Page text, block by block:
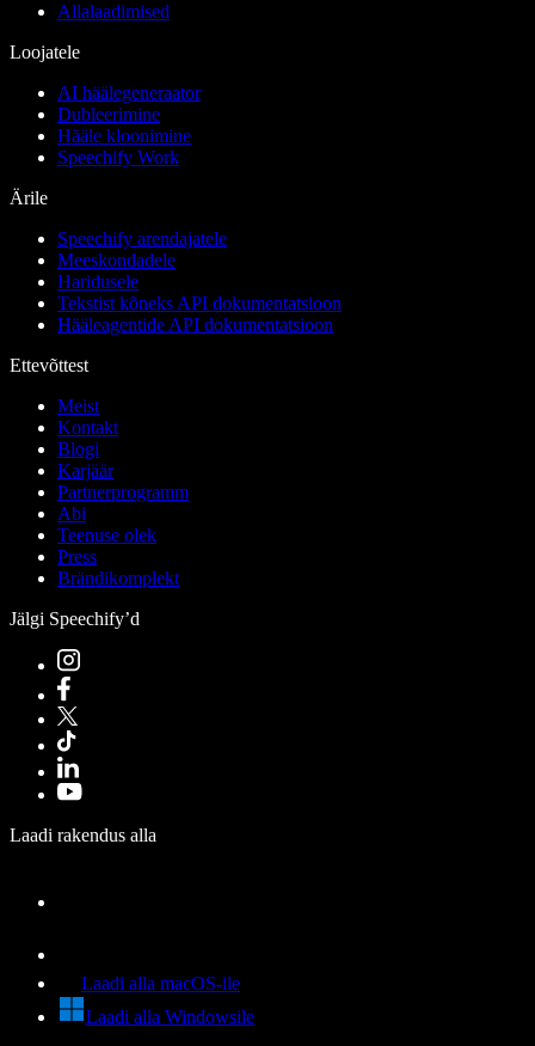
Allalaadimised
Loojatele
AI häälegeneraator
Dubleerimine
Hääle kloonimine
Speechify Work
Ärile
Speechify arendajatele
Meeskondadele
Haridusele
Tekstist kõneks API dokumentatsioon
Hääleagentide API dokumentatsioon
Ettevõttest
Meist
Kontakt
Blogi
Karjäär
Partnerprogramm
Abi
Teenuse olek
Press
Brändikomplekt
Jälgi Speechify’d
Laadi rakendus alla
Laadi alla macOS-ile
Laadi alla Windowsile